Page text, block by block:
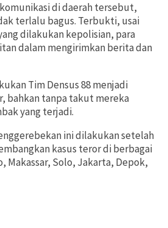
di daerah tersebut,
terlalu bagus. Terbukti, usai
dilakukan kepolisian, para
dalam mengirimkan berita dan
Tim Densus 88 menjadi
bahkan tanpa takut mereka
yang terjadi.
ini dilakukan setelah
kasus teror di berbagai
Makassar, Solo, Jakarta, Depok,